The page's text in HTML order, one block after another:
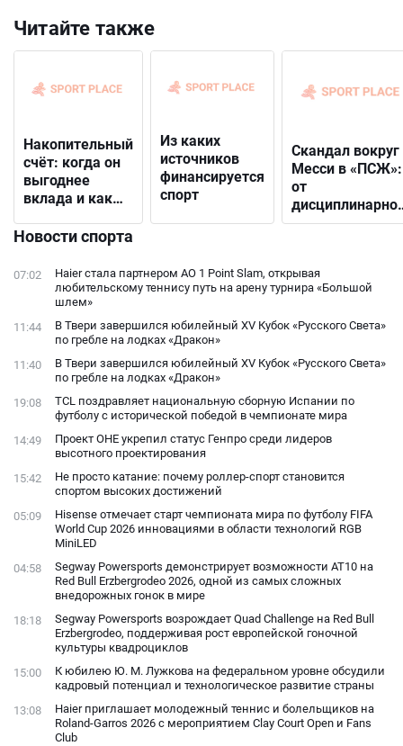
Читайте также
Накопительный
счёт: когда он
выгоднее
вклада и как
подходящий
Из каких
источников
финансируется
спорт
Скандал вокруг
Месси в «ПСЖ»:
от
решения до
фанатами
Новости спорта
07:02
Haier стала партнером AO 1 Point Slam, открывая
любительскому теннису путь на арену турнира «Большой
шлем»
11:44
В Твери завершился юбилейный XV Кубок «Русского Света»
по гребле на лодках «Дракон»
11:40
В Твери завершился юбилейный XV Кубок «Русского Света»
по гребле на лодках «Дракон»
19:08
TCL поздравляет национальную сборную Испании по
футболу с исторической победой в чемпионате мира
14:49
Проект ОНЕ укрепил статус Генпро среди лидеров
высотного проектирования
15:42
Не просто катание: почему роллер-спорт становится
спортом высоких достижений
05:09
Hisense отмечает старт чемпионата мира по футболу FIFA
World Cup 2026 инновациями в области технологий RGB
MiniLED
04:58
Segway Powersports демонстрирует возможности AT10 на
Red Bull Erzbergrodeo 2026, одной из самых сложных
внедорожных гонок в мире
18:18
Segway Powersports возрождает Quad Challenge на Red Bull
Erzbergrodeo, поддерживая рост европейской гоночной
культуры квадроциклов
15:00
К юбилею Ю. М. Лужкова на федеральном уровне обсудили
кадровый потенциал и технологическое развитие страны
13:08
Haier приглашает молодежный теннис и болельщиков на
Roland-Garros 2026 с мероприятием Clay Court Open и Fans
Club